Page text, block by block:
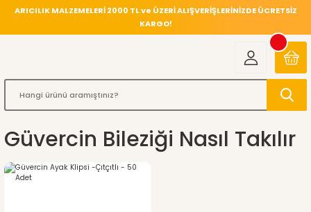
ARICILIK MALZEMELERİ 2000 TL ve ÜZERİ ALIŞVERİŞLERİNİZDE ÜCRETSİZ
KARGO!
Güvercin Bileziği Nasıl Takılır